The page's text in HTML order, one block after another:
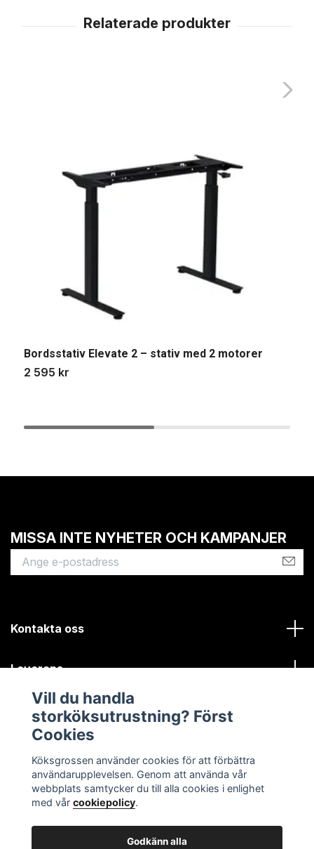
Bordsstativ Elevate 2 – stativ med 2 motorer
2 595 kr
MISSA INTE NYHETER OCH KAMPANJER
Kontakta oss
Leverans
Kundinformation
Vill du handla
storköksutrustning? Först
Cookies
Köksgrossen använder cookies för att förbättra
användarupplevelsen. Genom att använda vår
webbplats samtycker du till alla cookies i enlighet
med vår cookiepolicy.
Godkänn alla